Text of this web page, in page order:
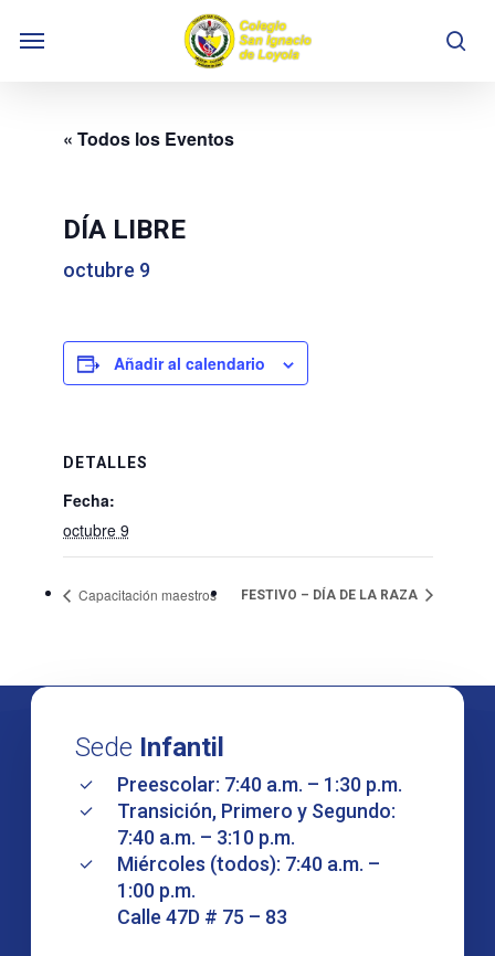
Menu
« Todos los Eventos
DÍA LIBRE
octubre 9
Añadir al calendario
DETALLES
Fecha:
octubre 9
Capacitación maestros FESTIVO – DÍA DE LA RAZA
Sede Infantil
Preescolar: 7:40 a.m. – 1:30 p.m.
Transición, Primero y Segundo:
7:40 a.m. – 3:10 p.m.
Miércoles (todos): 7:40 a.m. –
1:00 p.m.
Calle 47D # 75 – 83